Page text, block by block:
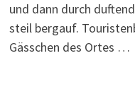
und dann durch
steil bergauf.
Gässchen des Ortes …